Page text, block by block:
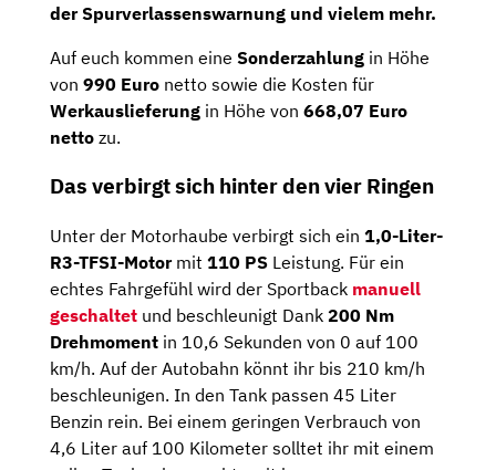
der Spurverlassenswarnung und vielem mehr.
Auf euch kommen eine Sonderzahlung in Höhe
von 990 Euro netto sowie die Kosten für
Werkauslieferung in Höhe von 668,07 Euro
netto zu.
Das verbirgt sich hinter den vier Ringen
Unter der Motorhaube verbirgt sich ein 1,0-Liter-
R3-TFSI-Motormit 110 PS Leistung. Für ein
echtes Fahrgefühl wird der Sportback manuell
geschaltet und beschleunigt Dank 200 Nm
Drehmoment in 10,6 Sekunden von 0 auf 100
km/h. Auf der Autobahn könnt ihr bis 210 km/h
beschleunigen. In den Tank passen 45 Liter
Benzin rein. Bei einem geringen Verbrauch von
4,6 Liter auf 100 Kilometer solltet ihr mit einem